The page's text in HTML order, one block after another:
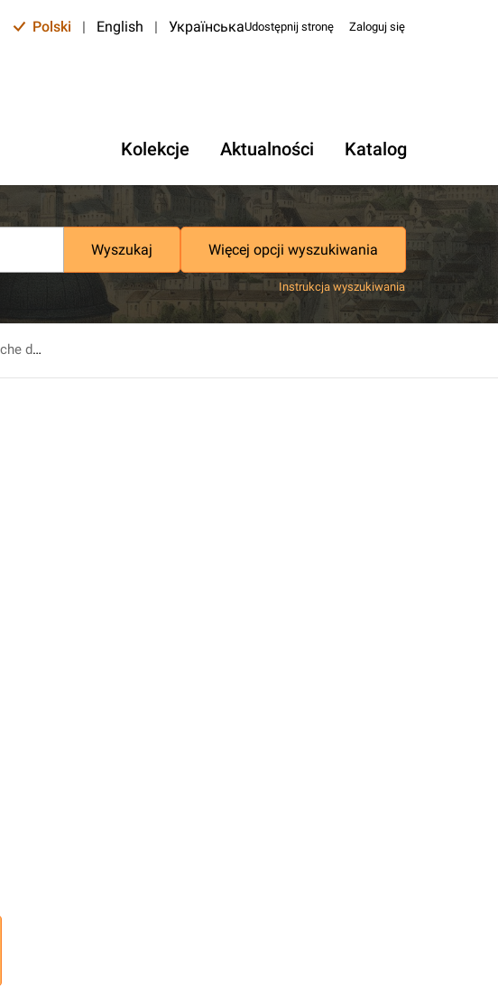
Polski | English | УкраїнськаUdostępnij stronę Zaloguj się
Kolekcje Aktualności Katalog
Wyszukaj Więcej opcji wyszukiwania
Instrukcja wyszukiwania
Kauniz und Herzberg ein Gesprach im Reiche der Todten den Preusischen Separatfrieden betreffend.